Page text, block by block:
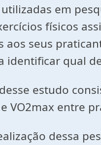
em
físicos
aos seus
identificar qual
estudo
VO2max entre
dessa